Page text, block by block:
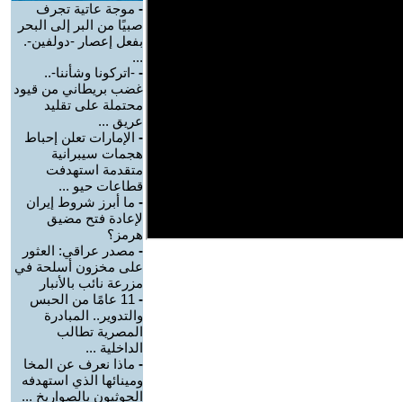
- موجة عاتية تجرف
صبيًا من البر إلى البحر
بفعل إعصار -دولفين-.
...
- -اتركونا وشأننا-..
غضب بريطاني من قيود
محتملة على تقليد
عريق ...
- الإمارات تعلن إحباط
هجمات سيبرانية
متقدمة استهدفت
قطاعات حيو ...
- ما أبرز شروط إيران
لإعادة فتح مضيق
هرمز؟
- مصدر عراقي: العثور
على مخزون أسلحة في
مزرعة نائب بالأنبار
-
11 عامًا من الحبس
والتدوير.. المبادرة
المصرية تطالب
الداخلية ...
- ماذا نعرف عن المخا
ومينائها الذي استهدفه
الحوثيون بالصواريخ ...